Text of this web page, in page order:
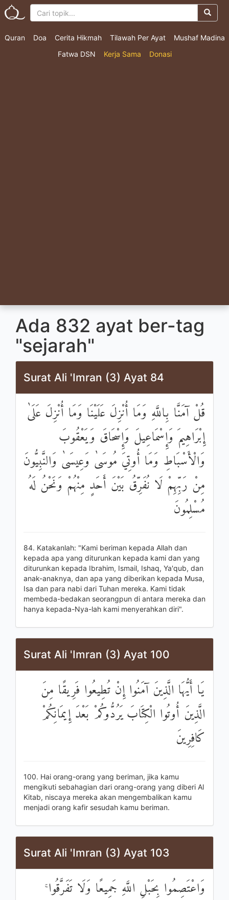
Quran Doa Cerita Hikmah Tilawah Per Ayat
Mushaf Madina
Fatwa DSN
Kerja Sama Donasi
Ada 832 ayat ber-tag
"sejarah"
Surat Ali 'Imran (3) Ayat 84
قُلْ آمَنَّا بِاللَّهِ وَمَا أُنْزِلَ عَلَيْنَا وَمَا أُنْزِلَ عَلَىٰ
إِبْرَاهِيمَ وَإِسْمَاعِيلَ وَإِسْحَاقَ وَيَعْقُوبَ
وَالْأَسْبَاطِ وَمَا أُوتِيَ مُوسَىٰ وَعِيسَىٰ وَالنَّبِيُّونَ
مِنْ رَبِّهِمْ لَا نُفَرِّقُ بَيْنَ أَحَدٍ مِنْهُمْ وَنَحْنُ لَهُ
مُسْلِمُونَ
84. Katakanlah: "Kami beriman kepada Allah dan
kepada apa yang diturunkan kepada kami dan yang
diturunkan kepada Ibrahim, Ismail, Ishaq, Ya'qub, dan
anak-anaknya, dan apa yang diberikan kepada Musa,
Isa dan para nabi dari Tuhan mereka. Kami tidak
membeda-bedakan seorangpun di antara mereka dan
hanya kepada-Nya-lah kami menyerahkan diri".
Surat Ali 'Imran (3) Ayat 100
يَا أَيُّهَا الَّذِينَ آمَنُوا إِنْ تُطِيعُوا فَرِيقًا مِنَ
الَّذِينَ أُوتُوا الْكِتَابَ يَرُدُّوكُمْ بَعْدَ إِيمَانِكُمْ
كَافِرِينَ
100. Hai orang-orang yang beriman, jika kamu
mengikuti sebahagian dari orang-orang yang diberi Al
Kitab, niscaya mereka akan mengembalikan kamu
menjadi orang kafir sesudah kamu beriman.
Surat Ali 'Imran (3) Ayat 103
وَاعْتَصِمُوا بِحَبْلِ اللَّهِ جَمِيعًا وَلَا تَفَرَّقُوا ۚ